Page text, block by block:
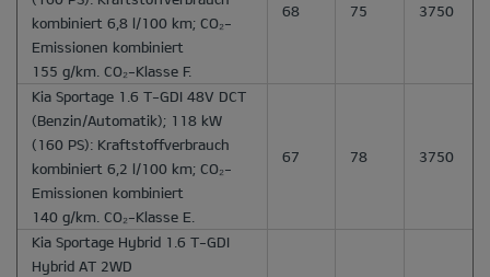
kombiniert 6,8 l/100 km; CO₂-
Emissionen kombiniert
155 g/km. CO₂-Klasse F.
68 75 3750
Kia Sportage 1.6 T-GDI 48V DCT
(Benzin/Automatik); 118 kW
(160 PS): Kraftstoffverbrauch
kombiniert 6,2 l/100 km; CO₂-
Emissionen kombiniert
140 g/km. CO₂-Klasse E.
67 78 3750
Kia Sportage Hybrid 1.6 T-GDI
Hybrid AT 2WD